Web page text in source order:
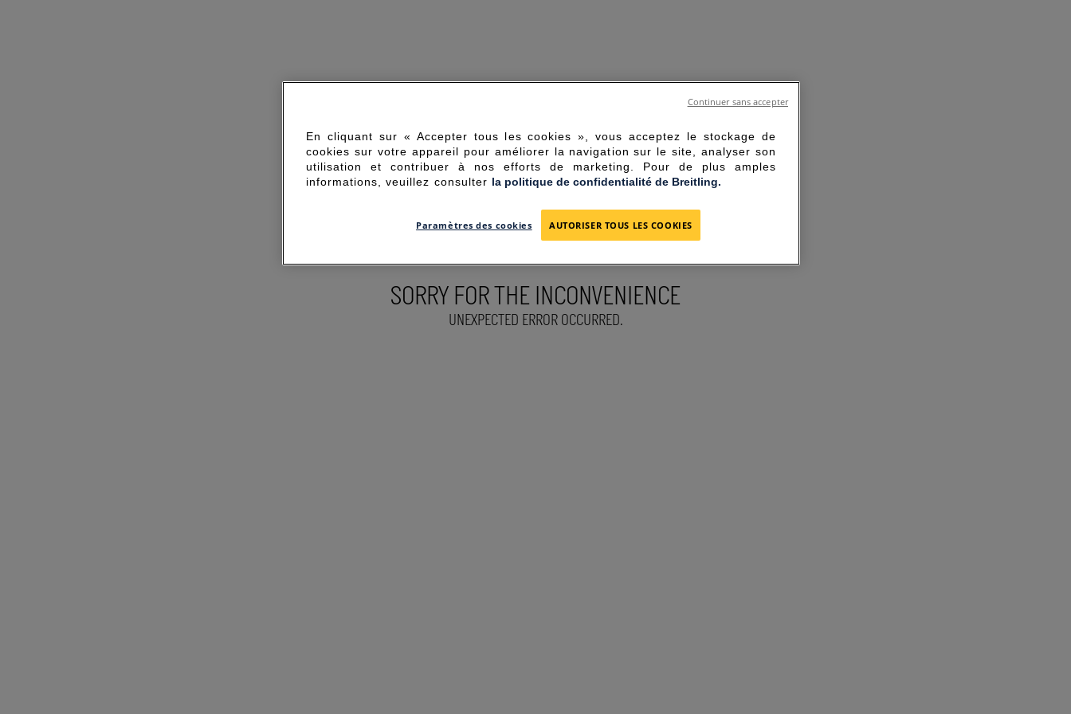
SORRY FOR THE INCONVENIENCE
UNEXPECTED ERROR OCCURRED.
En cliquant sur « Accepter tous les cookies », vous acceptez le stockage de
cookies sur votre appareil pour améliorer la navigation sur le site, analyser son
utilisation et contribuer à nos efforts de marketing. Pour de plus amples
informations, veuillez consulter la politique de confidentialité de Breitling.
Paramètres des cookies AUTORISER TOUS LES COOKIES
Continuer sans accepter